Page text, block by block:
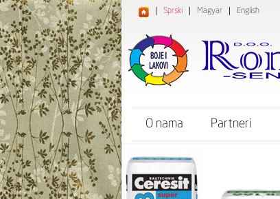
O nama Partneri
Sprski Magyar English